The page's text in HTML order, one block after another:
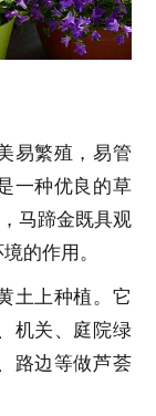
易繁殖，易管
一种优良的草
马蹄金既具观
的作用。
土上种植。它
机关、庭院绿
路边等做芦荟